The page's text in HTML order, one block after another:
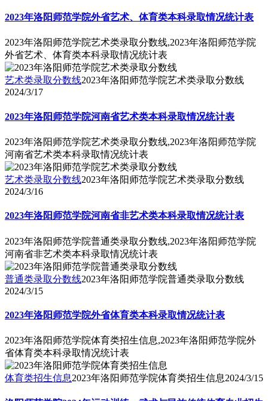
2023年洛阳师范学院外省艺术、体育类本科录取情况统计表
2023年洛阳师范学院艺术类录取分数线,2023年洛阳师范学院
外省艺术、体育类本科录取情况统计表
艺术类录取分数线2023年洛阳师范学院艺术类录取分数线
2024/3/17
2023年洛阳师范学院河南省艺术类本科录取情况统计表
2023年洛阳师范学院艺术类录取分数线,2023年洛阳师范学院
河南省艺术类本科录取情况统计表
艺术类录取分数线2023年洛阳师范学院艺术类录取分数线
2024/3/16
2023年洛阳师范学院河南省非艺术类本科录取情况统计表
2023年洛阳师范学院普通类录取分数线,2023年洛阳师范学院
河南省非艺术类本科录取情况统计表
普通类录取分数线2023年洛阳师范学院普通类录取分数线
2024/3/15
2023年洛阳师范学院外省体育类本科录取情况统计表
2023年洛阳师范学院体育类招生信息,2023年洛阳师范学院外
省体育类本科录取情况统计表
体育类招生信息2023年洛阳师范学院体育类招生信息2024/3/15